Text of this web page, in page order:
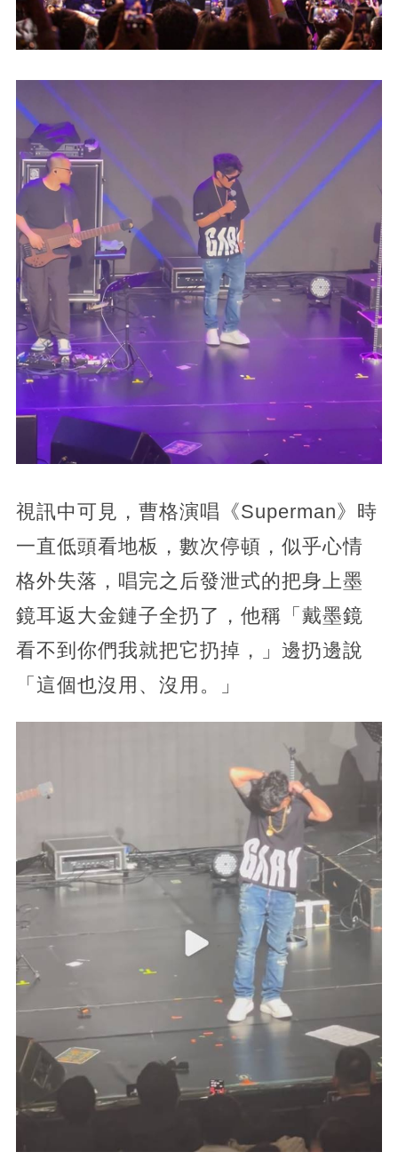
視訊中可見，曹格演唱《Superman》時
一直低頭看地板，數次停頓，似乎心情
格外失落，唱完之后發泄式的把身上墨
鏡耳返大金鏈子全扔了，他稱「戴墨鏡
看不到你們我就把它扔掉，」邊扔邊說
「這個也沒用、沒用。」